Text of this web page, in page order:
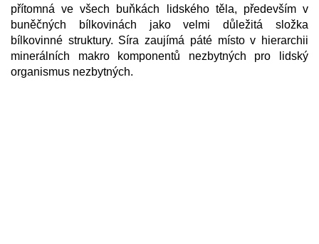
přítomná ve všech buňkách lidského těla, především v
buněčných bílkovinách jako velmi důležitá složka
bílkovinné struktury. Síra zaujímá páté místo v hierarchii
minerálních makro komponentů nezbytných pro lidský
organismus nezbytných.